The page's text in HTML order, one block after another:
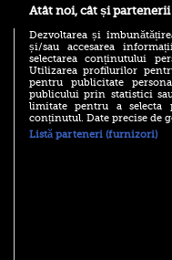
(P) Descoperă Lumea
Evenimentelor din România
cu Transilvania Events!
(P) Raku, gaming intens și o
Atât noi, cât și
Dezvoltarea și
și/sau accesarea
selectarea conținutului
Utilizarea profilurilor
pentru publicitate
publicului prin statistici
limitate pentru a selecta
conținutul. Date precise de
Listă parteneri (furnizori)